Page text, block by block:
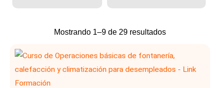
Mostrando 1–9 de 29 resultadosOrdenado
últimos